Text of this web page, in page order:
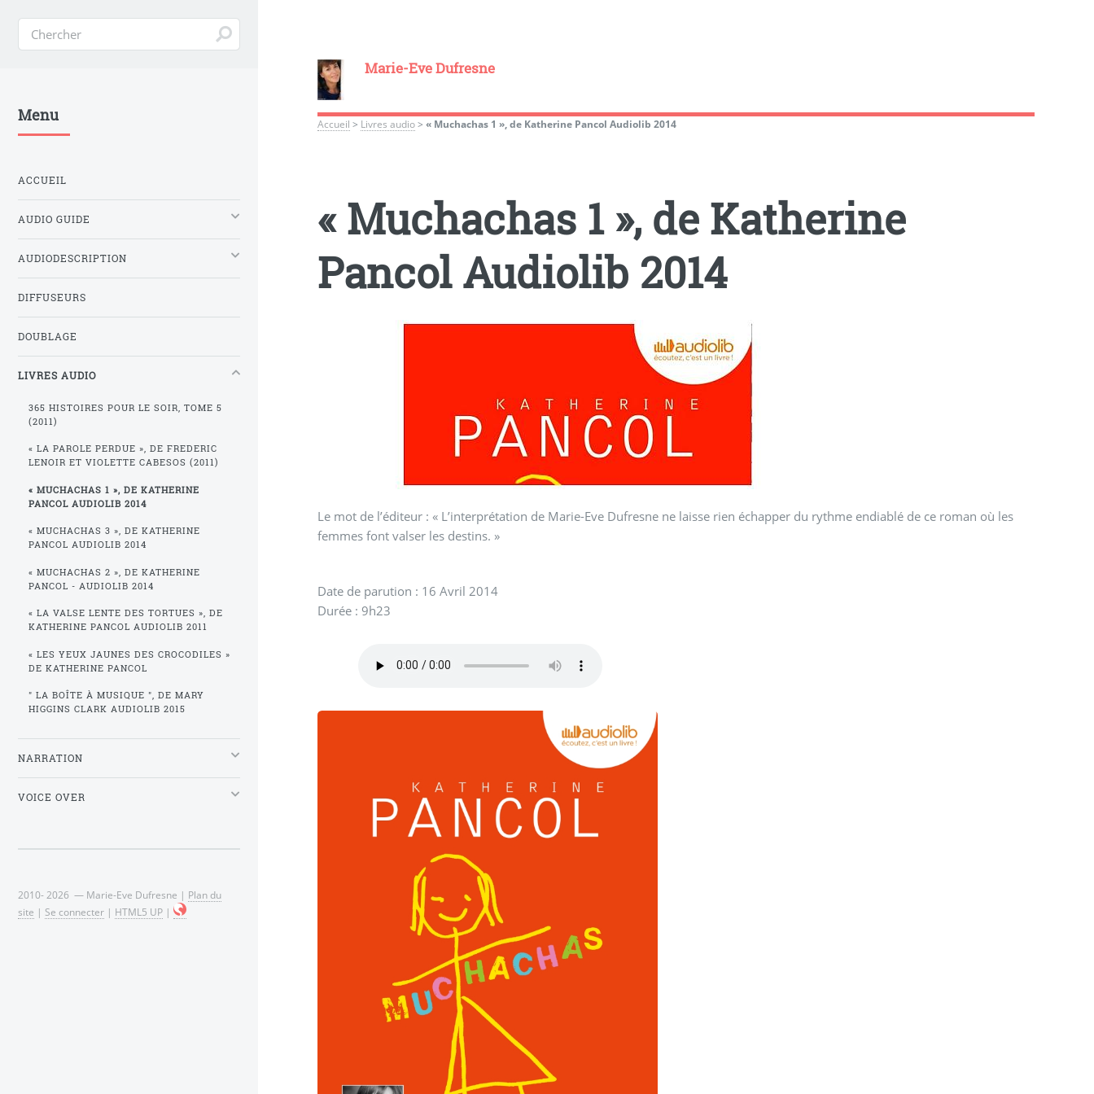
Marie-Eve Dufresne
Accueil > Livres audio>« Muchachas 1 », de Katherine Pancol Audiolib 2014
« Muchachas 1 », de Katherine
Pancol Audiolib 2014
Le mot de l’éditeur : « L’interprétation de Marie-Eve Dufresne ne laisse rien échapper du rythme endiablé de ce roman où les
femmes font valser les destins. »
Date de parution : 16 Avril 2014
Durée : 9h23
Menu
ACCUEIL
AUDIO GUIDE
AUDIODESCRIPTION
DIFFUSEURS
DOUBLAGE
LIVRES AUDIO
365 HISTOIRES POUR LE SOIR, TOME 5
(2011)
« LA PAROLE PERDUE », DE FREDERIC
LENOIR ET VIOLETTE CABESOS (2011)
« MUCHACHAS 1 », DE KATHERINE
PANCOL AUDIOLIB 2014
« MUCHACHAS 3 », DE KATHERINE
PANCOL AUDIOLIB 2014
« MUCHACHAS 2 », DE KATHERINE
PANCOL - AUDIOLIB 2014
« LA VALSE LENTE DES TORTUES », DE
KATHERINE PANCOL AUDIOLIB 2011
« LES YEUX JAUNES DES CROCODILES »
DE KATHERINE PANCOL
" LA BOÎTE À MUSIQUE ", DE MARY
HIGGINS CLARK AUDIOLIB 2015
NARRATION
VOICE OVER
2010- 2026 — Marie-Eve Dufresne | Plan du
site | Se connecter | HTML5 UP |